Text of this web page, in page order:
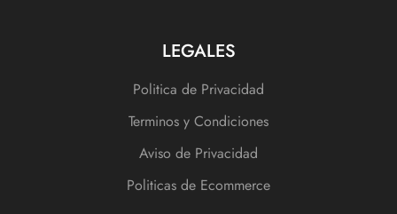
LEGALES
Politica de Privacidad
Terminos y Condiciones
Aviso de Privacidad
Politicas de Ecommerce